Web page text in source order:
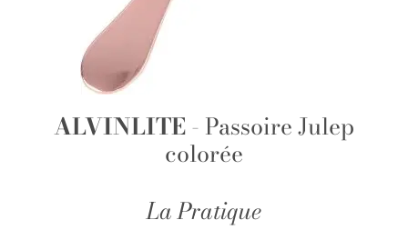
ALVINLITE- Passoire Julep
colorée
La Pratique